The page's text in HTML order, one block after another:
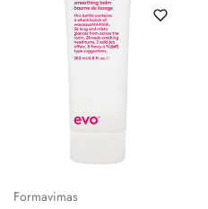
Formavimas